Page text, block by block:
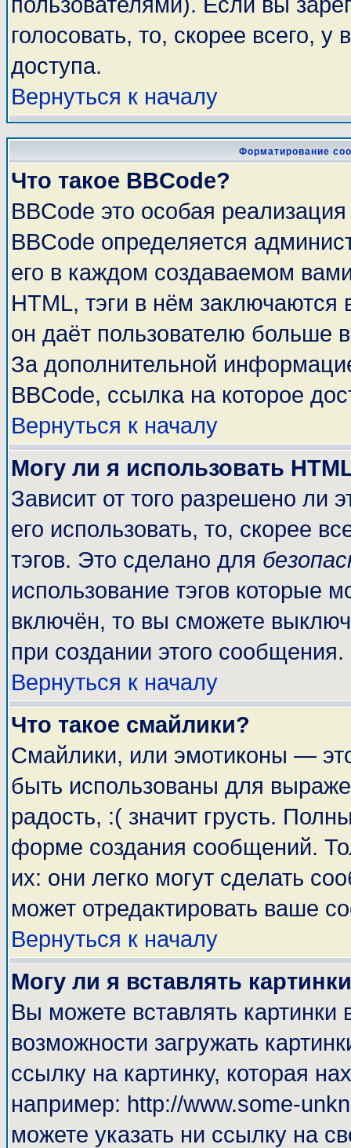
голосовать, то, скорее всего,
доступа.
Вернуться к началу
Форматирование
Что такое BBCode?
BBCode это особая
BBCode определяется
его в каждом создаваемом
HTML, тэги в нём заключаются
он даёт пользователю больше
За дополнительной
BBCode, ссылка на которое
Вернуться к началу
Могу ли я использовать
Зависит от того разрешено ли
его использовать, то, скорее
тэгов. Это сделано для
использование тэгов которые
включён, то вы сможете
при создании этого сообщения.
Вернуться к началу
Что такое смайлики?
Смайлики, или эмотиконы —
быть использованы для
радость, :( значит грусть.
форме создания сообщений.
их: они легко могут сделать
может отредактировать ваше
Вернуться к началу
Могу ли я вставлять
Вы можете вставлять
возможности загружать
ссылку на картинку, которая
например: http://www.some-
можете указать ни ссылку на